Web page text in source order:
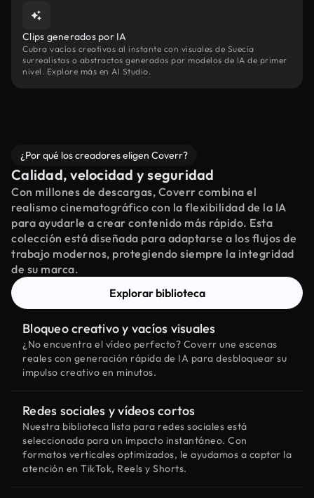
Clips generados por IA
Cubra vacíos creativos al instante con visuales de Suecia
surrealistas o abstractos generados por modelos de IA de primer
nivel. Explore más en AI Studio.
¿Por qué los creadores eligen Coverr?
Calidad, velocidad y seguridad
Con millones de descargas, Coverr combina el
realismo cinematográfico con la flexibilidad de la IA
para ayudarle a crear contenido más rápido. Esta
colección está diseñada para adaptarse a los flujos de
trabajo modernos, protegiendo siempre la integridad
de su marca.
Explorar biblioteca
Bloqueo creativo y vacíos visuales
¿No encuentra el vídeo perfecto? Coverr une escenas
reales con generación rápida de IA para desbloquear su
impulso creativo en minutos.
Redes sociales y vídeos cortos
Nuestra biblioteca lista para redes sociales está
seleccionada para un impacto instantáneo. Con
formatos verticales optimizados, le ayudamos a captar la
atención en TikTok, Reels y Shorts.